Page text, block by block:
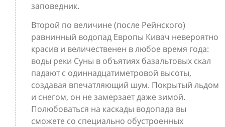
заповедник.
Второй по величине (после Рейнского)
равнинный водопад Европы Кивач невероятно
красив и величественен в любое время года:
воды реки Суны в объятиях базальтовых скал
падают с одиннадцатиметровой высоты,
создавая впечатляющий шум. Покрытый льдом
и снегом, он не замерзает даже зимой.
Полюбоваться на каскады водопада вы
сможете со специально обустроенных